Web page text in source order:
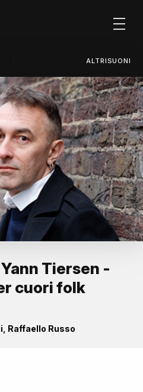
ALTRISUONI
Tiersen -
cuori folk
Raffaello Russo